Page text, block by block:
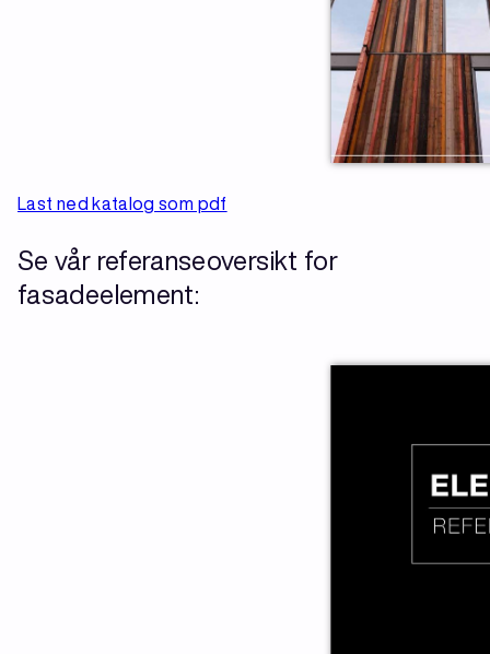
Last ned katalog som pdf
Se vår referanseoversikt for
fasadeelement: